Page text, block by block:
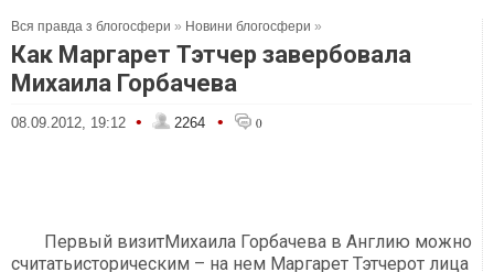
Вся правда з блогосфери » Новини блогосфери »
Как Маргарет Тэтчер завербовала
Михаила Горбачева
08.09.2012, 19:12 • 2264 • 0
Первый визитМихаила Горбачева в Англию можно
считатьисторическим – на нем Маргарет Тэтчерот лица